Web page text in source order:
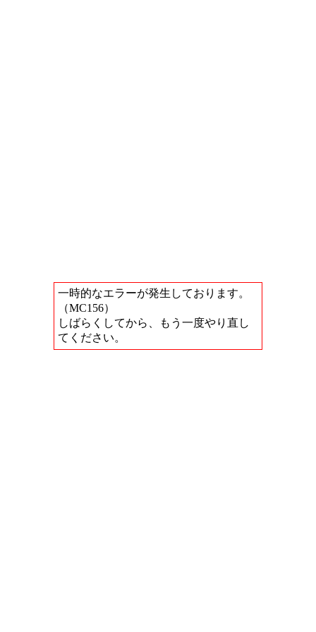
一時的なエラーが発生しております。
（MC156）
しばらくしてから、もう一度やり直し
てください。